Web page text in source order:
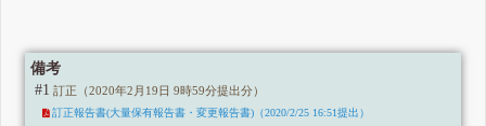
備考
#1 訂正（2020年2月19日 9時59分提出分）
訂正報告書(大量保有報告書・変更報告書)（2020/2/25 16:51提出）